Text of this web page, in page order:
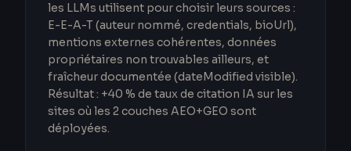
les LLMs utilisent pour choisir leurs sources :
E-E-A-T (auteur nommé, credentials, bioUrl),
mentions externes cohérentes, données
propriétaires non trouvables ailleurs, et
fraîcheur documentée (dateModified visible).
Résultat : +40 % de taux de citation IA sur les
sites où les 2 couches AEO+GEO sont
déployées.